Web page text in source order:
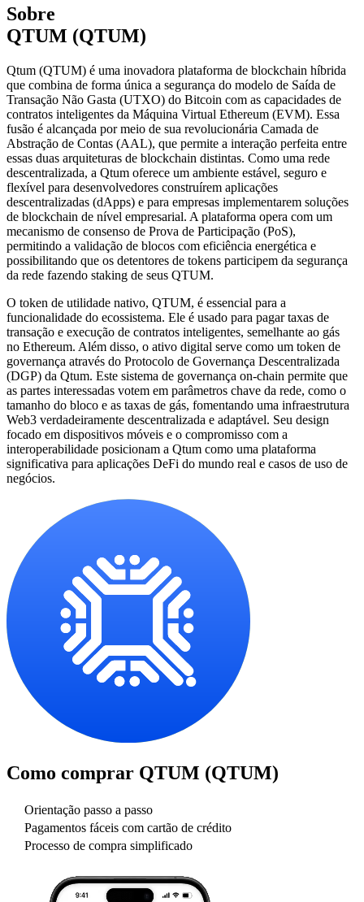
Sobre
QTUM (QTUM)
Qtum (QTUM) é uma inovadora plataforma de blockchain híbrida
que combina de forma única a segurança do modelo de Saída de
Transação Não Gasta (UTXO) do Bitcoin com as capacidades de
contratos inteligentes da Máquina Virtual Ethereum (EVM). Essa
fusão é alcançada por meio de sua revolucionária Camada de
Abstração de Contas (AAL), que permite a interação perfeita entre
essas duas arquiteturas de blockchain distintas. Como uma rede
descentralizada, a Qtum oferece um ambiente estável, seguro e
flexível para desenvolvedores construírem aplicações
descentralizadas (dApps) e para empresas implementarem soluções
de blockchain de nível empresarial. A plataforma opera com um
mecanismo de consenso de Prova de Participação (PoS),
permitindo a validação de blocos com eficiência energética e
possibilitando que os detentores de tokens participem da segurança
da rede fazendo staking de seus QTUM.
O token de utilidade nativo, QTUM, é essencial para a
funcionalidade do ecossistema. Ele é usado para pagar taxas de
transação e execução de contratos inteligentes, semelhante ao gás
no Ethereum. Além disso, o ativo digital serve como um token de
governança através do Protocolo de Governança Descentralizada
(DGP) da Qtum. Este sistema de governança on-chain permite que
as partes interessadas votem em parâmetros chave da rede, como o
tamanho do bloco e as taxas de gás, fomentando uma infraestrutura
Web3 verdadeiramente descentralizada e adaptável. Seu design
focado em dispositivos móveis e o compromisso com a
interoperabilidade posicionam a Qtum como uma plataforma
significativa para aplicações DeFi do mundo real e casos de uso de
negócios.
Como comprar QTUM (QTUM)
Orientação passo a passo
Pagamentos fáceis com cartão de crédito
Processo de compra simplificado